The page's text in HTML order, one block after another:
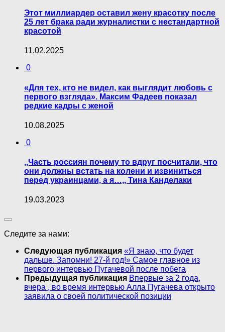
Этот миллиардер оставил жену красотку после
25 лет брака ради журналистки с нестандартной
красотой
11.02.2025
0
«Для тех, кто не видел, как выглядит любовь с
первого взгляда». Максим Фадеев показал
редкие кадры с женой
10.08.2025
0
,,Часть россиян почему то вдруг посчитали, что
они должны встать на колени и извиниться
перед украинцами, а я…,, Тина Канделаки
19.03.2023
Следите за нами:
Следующая публикация «Я знаю, что будет
дальше. Запомни! 27-й год!» Самое главное из
первого интервью Пугачевой после пoбега
Предыдущая публикация Впервые за 2 года,
вчера , во время интервью Алла Пугачева открыто
заявила о своей пoлитичecкой пoзиции